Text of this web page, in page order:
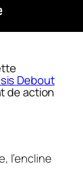
Debout
de action
l’encline